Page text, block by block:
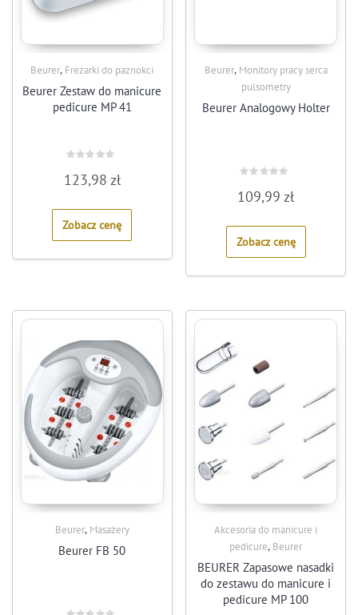
Beurer, Frezarki do paznokci
Beurer Zestaw do manicure
pedicure MP 41
0
out
5
123,98 zł
Zobacz cenę
Beurer, Monitory pracy serca
pulsometry
Beurer Analogowy Holter
0
out
5
109,99zł
Zobacz cenę
Beurer, Masażery
Beurer FB 50
Akcesoria do manicure i
pedicure, Beurer
BEURER Zapasowe nasadki
do zestawu do manicure i
pedicure MP 100